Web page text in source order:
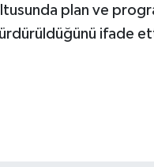
plan ve
ifade